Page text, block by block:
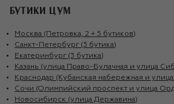
БУТИКИ ЦУМ
Москва (Петровка, 2 + 5 бутиков)
Санкт-Петербург (3 бутика)
Екатеринбург (3 бутика)
Казань (улица Право-Булачная и улица
Краснодар (Кубанская набережная и
Сочи (Олимпийский проспект и улица
Новосибирск (улица Державина)